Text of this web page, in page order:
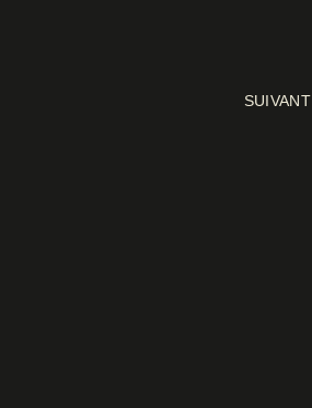
SUIVANT